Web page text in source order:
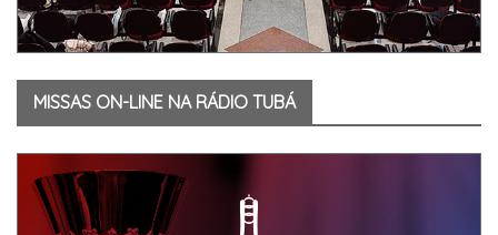
MISSAS ON-LINE NA RÁDIO TUBÁ